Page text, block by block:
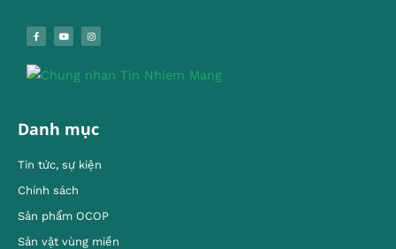
Danh mục
Tin tức, sự kiện
Chính sách
Sản phẩm OCOP
Sản vật vùng miền